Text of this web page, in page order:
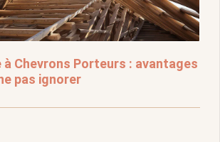
à Chevrons Porteurs : avantages
pas ignorer